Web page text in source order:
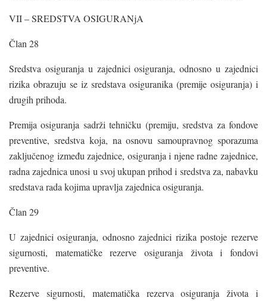
VII – SREDSTVA OSIGURANjA
Član 28
Sredstva osiguranja u zajednici osiguranja, odnosno u zajednici
rizika obrazuju se iz sredstava osiguranika (premije osiguranja) i
drugih prihoda.
Premija osiguranja sadrži tehničku (premiju, sredstva za fondove
preventive, sredstva koja, na osnovu samoupravnog sporazuma
zaključenog između zajednice, osiguranja i njene radne zajednice,
radna zajednica unosi u svoj ukupan prihod i sredstva za, nabavku
sredstava rada kojima upravlja zajednica osiguranja.
Član 29
U zajednici osiguranja, odnosno zajednici rizika postoje rezerve
sigurnosti, matematičke rezerve osiguranja života i fondovi
preventive.
Rezerve sigurnosti, matematička rezerva osiguranja života i